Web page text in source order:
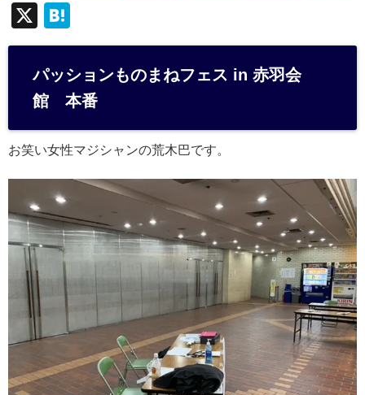
X
at
e
n
パッションものまねフェス in 赤羽会
館 本番
お笑い女性マジシャンの荒木巴です。